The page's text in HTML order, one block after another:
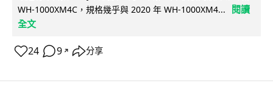
WH-1000XM4C，規格幾乎與 2020 年 WH-1000XM4...
閱讀
全文
24 9 ↗ 分享